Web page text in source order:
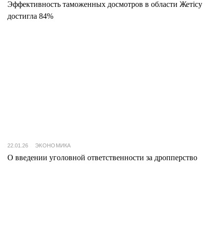
Эффективность таможенных досмотров в области Жетісу
достигла 84%
22.01.26 ЭКОНОМИКА
О введении уголовной ответственности за дропперство